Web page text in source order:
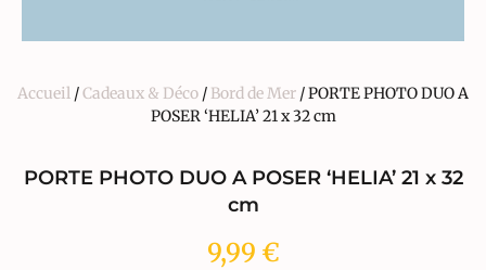
Accueil /Cadeaux & Déco / Bord de Mer / PORTE PHOTO DUO A
POSER ‘HELIA’ 21 x 32 cm
PORTE PHOTO DUO A POSER ‘HELIA’ 21 x 32
cm
9,99 €